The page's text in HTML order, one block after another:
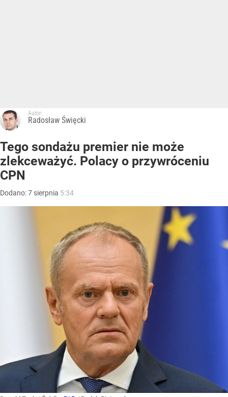
Autor:
Radosław Święcki
Tego sondażu premier nie może
zlekceważyć. Polacy o przywróceniu
CPN
Dodano:7 sierpnia 5:34